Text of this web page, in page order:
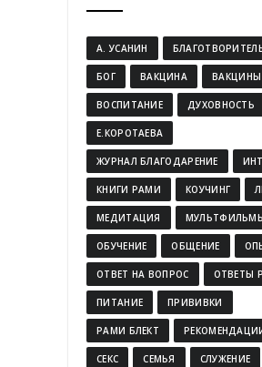
А. УСАНИН
БОГ ВАКЦИНА ВАКЦИНЫ
ВОСПИТАНИЕ ДУХОВНОСТЬ
Е.КОРОТАЕВА
ЖУРНАЛ БЛАГОДАРЕНИЕ
КНИГИ РАМИ КОУЧИНГ
МЕДИТАЦИЯ
ОБУЧЕНИЕ ОБЩЕНИЕ
ОТВЕТ НА ВОПРОС ОТВЕТЫ
ПИТАНИЕ ПРИВИВКИ
РАМИ БЛЕКТ
СЕКС СЕМЬЯ СЛУЖЕНИЕ